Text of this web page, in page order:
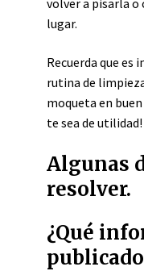
volver a pisarla o
lugar.
Recuerda que
rutina de
moqueta en buen
te sea de utilidad!
Algunas
resolver.
¿Qué